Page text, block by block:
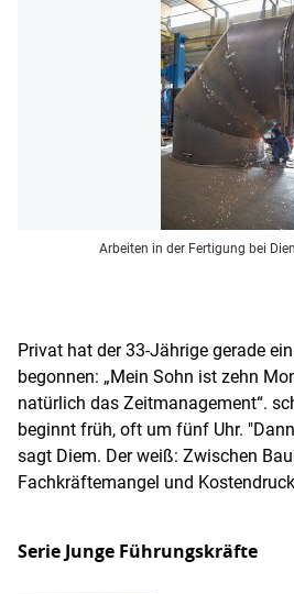
Arbeiten in der Fertigung bei
Privat hat der 33-Jährige gerade
begonnen: „Mein Sohn ist zehn
natürlich das Zeitmanagement“.
beginnt früh, oft um fünf Uhr.
sagt Diem. Der weiß: Zwischen
Fachkräftemangel und
Serie Junge Führungskräfte